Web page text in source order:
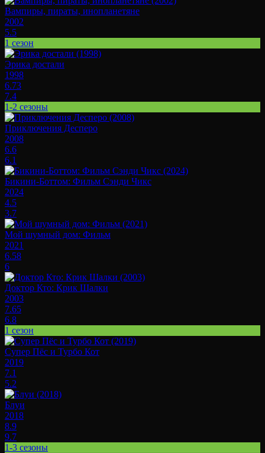
Вампиры, пираты, инопланетяне
2002
5.5
1 сезон
Эрика достали
1998
6.73
7.4
1-2 сезоны
Приключения Десперо
2008
6.6
6.1
Бикини-Боттом: Фильм Сэнди Чикс
2024
4.5
3.7
Мой шумный дом: Фильм
2021
6.58
6
Доктор Кто: Крик Шалки
2003
7.65
6.8
1 сезон
Супер Пёс и Турбо Кот
2019
7.1
5.2
Блуи
2018
8.9
9.7
1-3 сезоны